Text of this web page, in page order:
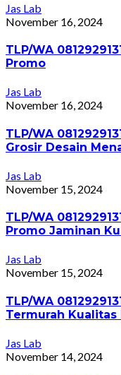
Jas Lab
November 16, 2024
TLP/WA
Promo
Jas Lab
November 16, 2024
TLP/WA
Grosir Desain
Jas Lab
November 15, 2024
TLP/WA
Promo Jaminan
Jas Lab
November 15, 2024
TLP/WA
Termurah Kualitas
Jas Lab
November 14, 2024